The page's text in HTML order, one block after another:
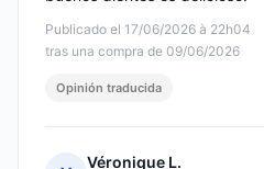
Publicado el 17/06/2026 à 22h04
tras una compra de 09/06/2026
Opinión traducida
Véronique L.